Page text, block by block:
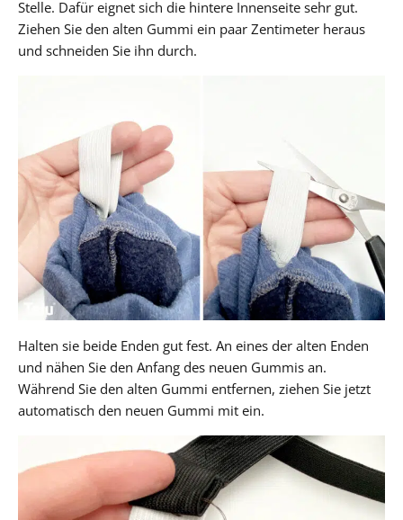
Stelle. Dafür eignet sich die hintere Innenseite sehr gut.
Ziehen Sie den alten Gummi ein paar Zentimeter heraus
und schneiden Sie ihn durch.
Halten sie beide Enden gut fest. An eines der alten Enden
und nähen Sie den Anfang des neuen Gummis an.
Während Sie den alten Gummi entfernen, ziehen Sie jetzt
automatisch den neuen Gummi mit ein.